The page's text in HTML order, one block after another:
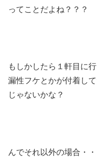
ってことだよね？？？
もしかしたら１軒目に
漏性フケとかが付着し
じゃないかな？
んでそれ以外の場合・